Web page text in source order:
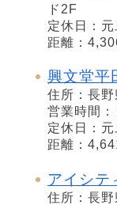
ド2F
定休日：元
距離：
興文堂平
住所：長
営業時間
定休日：元
距離：
アイシテ
住所：長